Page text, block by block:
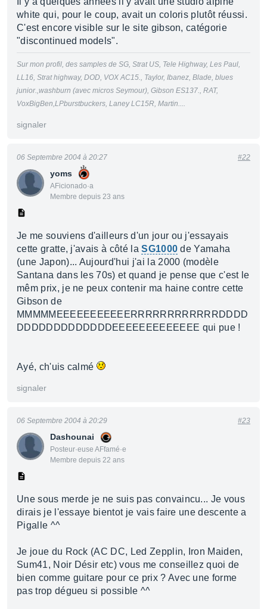
white qui, pour le coup, avait un coloris plutôt réussi.
C'est encore visible sur le site gibson, catégorie
"discontinued models".
Sur mon profil, des samples de SG, Strat US, Tele Highway, Les Paul,
LL16, Strat highway, DOD, VOX AC15., Taylor, Ibanez, Blade, blues
junior.,washburn (avec micros Seymour), Gibson ES137., RAT,
VoxBigBen,LPburstbuckers, Laney LC15R, Martin....
signaler
yoms
AFicionado·a
Membre depuis 23 ans
06 Septembre 2004 à 20:27 #22
Je me souviens d'ailleurs d'un jour ou j'essayais
cette gratte, j'avais à côté laSG1000 de Yamaha
(une Japon)... Aujourd'hui j'ai la 2000 (modèle
Santana dans les 70s) et quand je pense que c'est le
mêm prix, je ne peux contenir ma haine contre cette
Gibson de
MMMMMEEEEEEEEEEERRRRRRRRRRRRDDDD
DDDDDDDDDDDDDEEEEEEEEEEEEE qui pue !
Ayé, ch'uis calmé
signaler
Dashounai
Posteur·euse AFfamé·e
Membre depuis 22 ans
06 Septembre 2004 à 20:29 #23
Une sous merde je ne suis pas convaincu... Je vous
dirais je l'essaye bientot je vais faire une descente a
Pigalle ^^
Je joue du Rock (AC DC, Led Zepplin, Iron Maiden,
Sum41, Noir Désir etc) vous me conseillez quoi de
bien comme guitare pour ce prix ? Avec une forme
pas trop dégueu si possible ^^